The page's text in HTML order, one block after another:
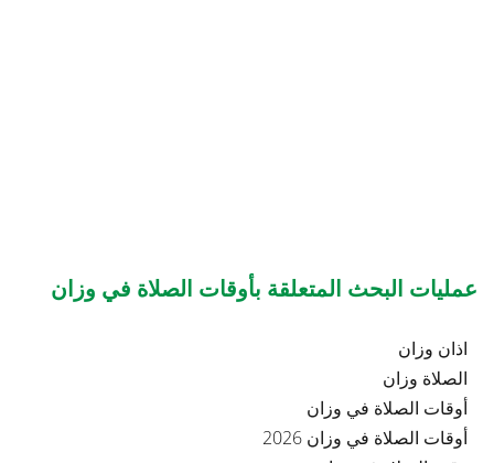
عمليات البحث المتعلقة بأوقات الصلاة في وزان
اذان وزان
الصلاة وزان
أوقات الصلاة في وزان
أوقات الصلاة في وزان 2026